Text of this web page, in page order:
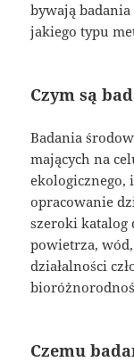
bywają
jakiego typu
Czym są
Badania
mających na
ekologicznego,
opracowanie
szeroki katalog
powietrza,
działalności
Czemu